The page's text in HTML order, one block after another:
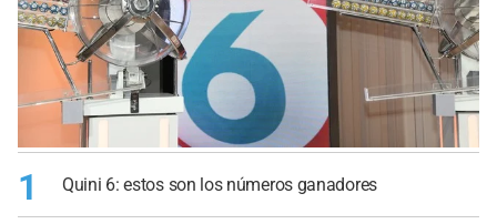
1 Quini 6: estos son los números ganadores